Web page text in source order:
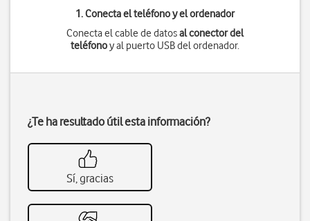
1. Conecta el teléfono y el ordenador
Conecta el cable de datosal conector del
teléfonoy al puerto USB del ordenador.
¿Te ha resultado útil esta información?
Sí, gracias